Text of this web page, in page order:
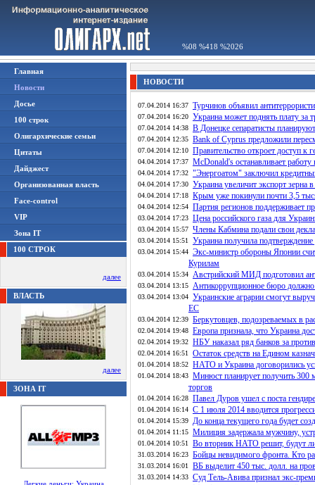
%08 %418 %2026
Главная
Новости
Досье
100 строк
Олигархические семьи
Цитаты
Дайджест
Организованная власть
Face-control
VIP
Зона IT
100 СТРОК
далее
ВЛАСТЬ
далее
ЗОНА IT
НОВОСТИ
07.04.2014 16:37 Турчинов объявил
07.04.2014 16:20 Украина может поднять плату за
07.04.2014 14:38 В Донецке сепаратисты
07.04.2014 12:35 Bank of Cyprus предложили
07.04.2014 12:10 Правительство откроет доступ к
04.04.2014 17:37 McDonald's останавливает
04.04.2014 17:32 "Энергоатом" заключил
04.04.2014 17:30 Украина увеличит экспорт
04.04.2014 17:18 Крым уже покинули почти 3,5
04.04.2014 12:54 Партия регионов поддерживает
03.04.2014 17:23 Цена российского газа для
03.04.2014 15:57 Члены Кабмина подали свои
03.04.2014 15:51 Украина получила
03.04.2014 15:44 Экс-министр обороны Японии
Курилам
03.04.2014 15:34 Австрийский МИД подготовил
03.04.2014 13:15 Антикоррупционное бюро
03.04.2014 13:04 Украинские аграрии смогут
ЕС
03.04.2014 12:39 Беркутовцев, подозреваемых в
02.04.2014 19:48 Европа признала, что Украина
02.04.2014 19:32 НБУ наказал ряд банков за
02.04.2014 16:51 Остаток средств на Едином
01.04.2014 18:52 НАТО и Украина договорились
01.04.2014 18:43 Минюст планирует получить 300
торгов
01.04.2014 16:28 Павел Дуров ушел с поста
01.04.2014 16:14 С 1 июля 2014 вводится
01.04.2014 15:39 До конца текущего года будет
01.04.2014 11:15 Милиция задержала мужчину,
01.04.2014 10:51 Во вторник НАТО решит, будут
31.03.2014 16:23 Бойцы невидимого фронта. Кто
31.03.2014 16:01 ВБ выделит 450 тыс. долл. на
31.03.2014 14:33 Cуд Тель-Авива признал экс-